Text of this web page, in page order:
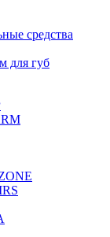
средства
для губ